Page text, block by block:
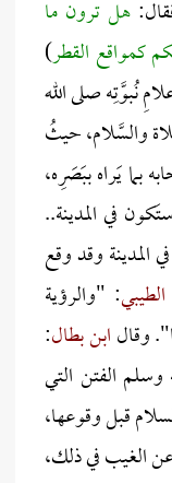
هل ترون ما
كمواقع القطر)
نُبوَّتِه صلى الله
والسَّلام، حيثُ
بما يَراه ببَصَرِه،
في المدينة..
المدينة وقد وقع
الطيبي: "والرؤية
وقالابن بطال:
الفتن التي
قبل وقوعها،
الغيب في ذلك،